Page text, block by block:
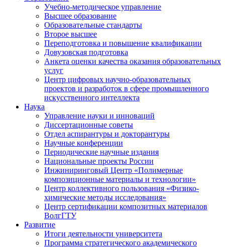
Учебно-методическое управление
Высшее образование
Образовательные стандарты
Второе высшее
Переподготовка и повышение квалификации
Довузовская подготовка
Анкета оценки качества оказания образовательных
услуг
Центр цифровых научно-образовательных
проектов и разработок в сфере промышленного
искусственного интеллекта
Наука
Управление науки и инноваций
Диссертационные советы
Отдел аспирантуры и докторантуры
Научные конференции
Периодические научные издания
Национальные проекты России
Инжиниринговый Центр «Полимерные
композиционные материалы и технологии»
Центр коллективного пользования «Физико-
химические методы исследования»
Центр сертификации композитных материалов
ВолгГТУ
Развитие
Итоги деятельности университета
Программа стратегического академического